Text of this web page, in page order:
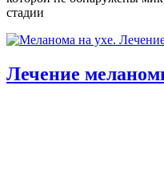
стадии
Лечение